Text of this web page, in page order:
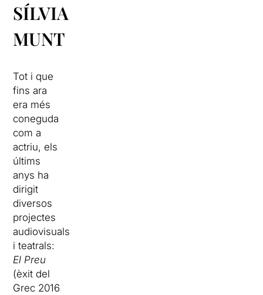
SÍLVIA
MUNT
Tot i que
fins ara
era més
coneguda
com a
actriu, els
últims
anys ha
dirigit
diversos
projectes
audiovisuals
i teatrals:
El Preu
(èxit del
Grec 2016